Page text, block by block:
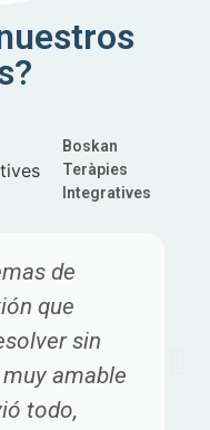
de
que
sin
amable
todo,
Boskan
Teràpies
Integratives